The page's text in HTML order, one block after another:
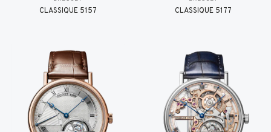
CLASSIQUE 5157 CLASSIQUE 5177